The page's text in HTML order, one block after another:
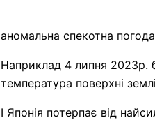
аномальна спекотна
Наприклад 4 липня 2023р.
температура поверхні землі
І Японія потерпає від